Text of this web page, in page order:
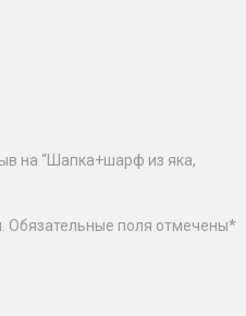
на “Шапка+шарф из яка,
Обязательные поля отмечены*